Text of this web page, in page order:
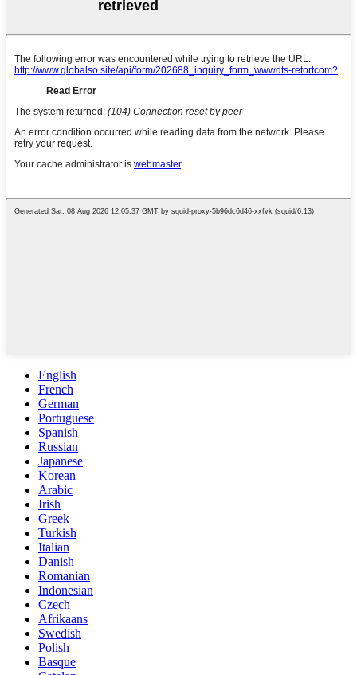
English
French
German
Portuguese
Spanish
Russian
Japanese
Korean
Arabic
Irish
Greek
Turkish
Italian
Danish
Romanian
Indonesian
Czech
Afrikaans
Swedish
Polish
Basque